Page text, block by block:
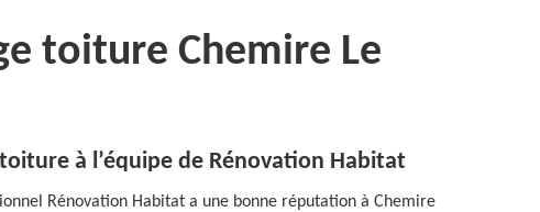
toiture Chemire Le
à l’équipe de Rénovation Habitat
Rénovation Habitat a une bonne réputation à Chemire